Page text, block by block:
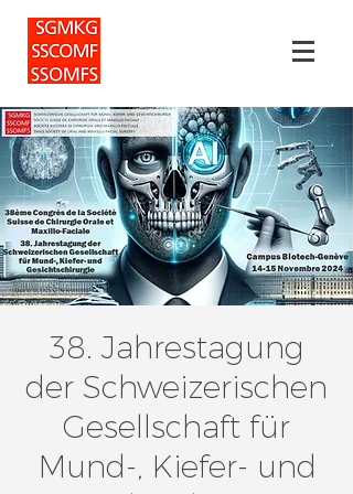
38. Jahrestagung
der Schweizerischen
Gesellschaft für
Mund-, Kiefer- und